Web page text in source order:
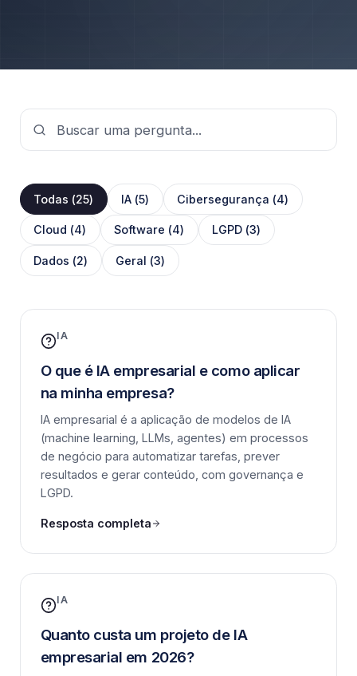
Todas (25) IA (5) Cibersegurança (4)
Cloud (4) Software (4) LGPD (3)
Dados (2) Geral (3)
IA
O que é IA empresarial e como aplicar
na minha empresa?
IA empresarial é a aplicação de modelos de IA
(machine learning, LLMs, agentes) em processos
de negócio para automatizar tarefas, prever
resultados e gerar conteúdo, com governança e
LGPD.
Resposta completa
IA
Quanto custa um projeto de IA
empresarial em 2026?